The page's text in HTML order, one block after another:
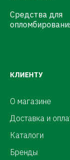
Средства для
КЛИЕНТУ
О магазине
Доставка и
Каталоги
Бренды